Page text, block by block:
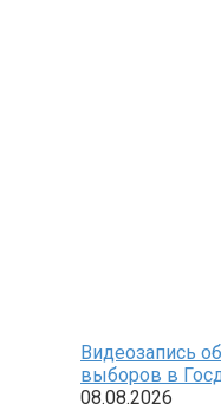
Видеозапись
выборов в
08.08.2026